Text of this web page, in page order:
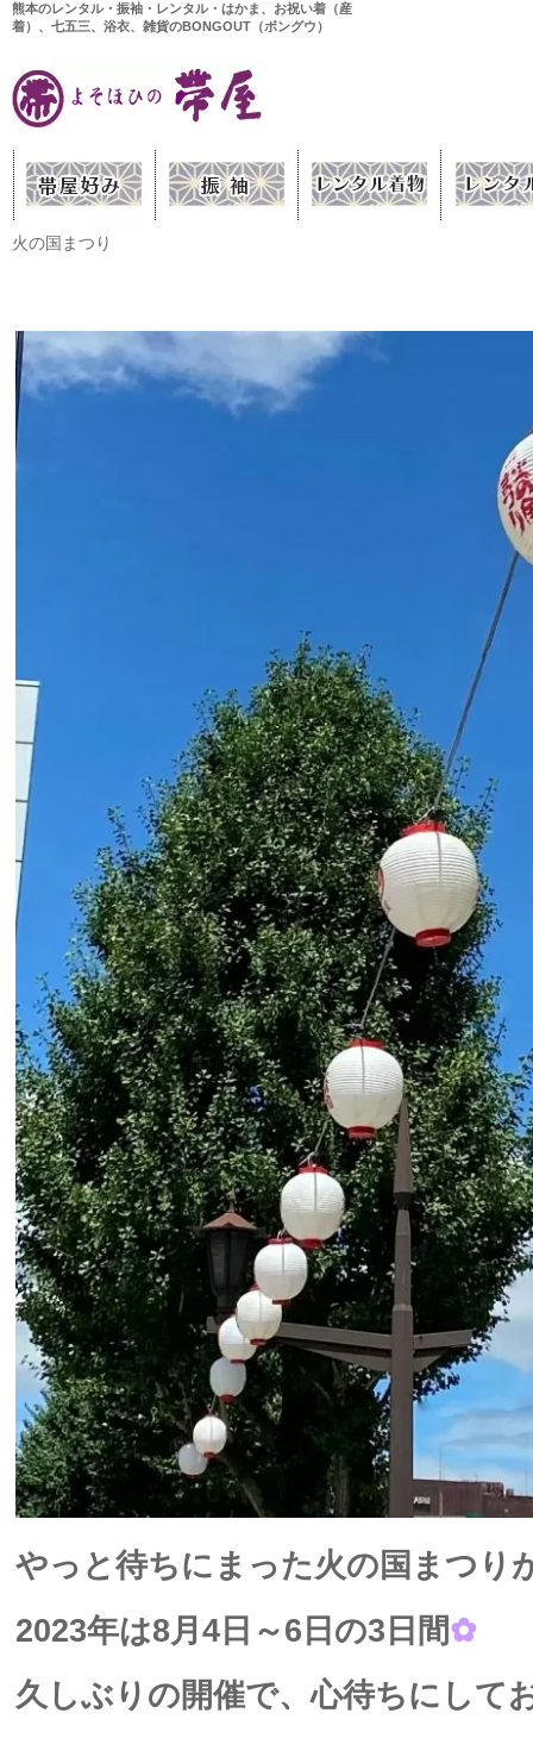
熊本のレンタル・振袖・レンタル・はかま、お祝い着（産
着）、七五三、浴衣、雑貨のBONGOUT（ボングウ）
火の国まつり
やっと待ちにまった火の国まつり
2023年は8月4日～6日の3日間✿
久しぶりの開催で、心待ちにして